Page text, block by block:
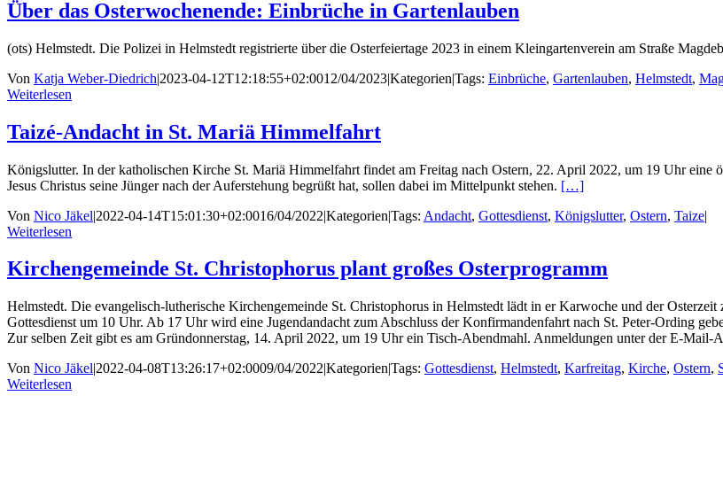
Über das Osterwochenende: Einbrüche in Gartenlauben
(ots) Helmstedt. Die Polizei in Helmstedt registrierte über die Osterfeiertage 2023 in einem Kleingartenverein am Straße
Von Katja Weber-Diedrich|2023-04-12T12:18:55+02:0012/04/2023|Kategorien|Tags: Einbrüche, Gartenlauben, Helmstedt,
Weiterlesen
Taizé-Andacht in St. Mariä Himmelfahrt
Königslutter. In der katholischen Kirche St. Mariä Himmelfahrt findet am Freitag nach Ostern, 22. April 2022, um 19 Uhr eine
Jesus Christus seine Jünger nach der Auferstehung begrüßt hat, sollen dabei im Mittelpunkt stehen. […]
Von Nico Jäkel|2022-04-14T15:01:30+02:0016/04/2022|Kategorien|Tags: Andacht, Gottesdienst, Königslutter, Ostern, Taize|
Weiterlesen
Kirchengemeinde St. Christophorus plant großes Osterprogramm
Helmstedt. Die evangelisch-lutherische Kirchengemeinde St. Christophorus in Helmstedt lädt in er Karwoche und der
Gottesdienst um 10 Uhr. Ab 17 Uhr wird eine Jugendandacht zum Abschluss der Konfirmandenfahrt nach St. Peter-Ording
Zur selben Zeit gibt es am Gründonnerstag, 14. April 2022, um 19 Uhr ein Tisch-Abendmahl. Anmeldungen unter der E-Mail-
Von Nico Jäkel|2022-04-08T13:26:17+02:0009/04/2022|Kategorien|Tags: Gottesdienst, Helmstedt, Karfreitag, Kirche, Ostern,
Weiterlesen